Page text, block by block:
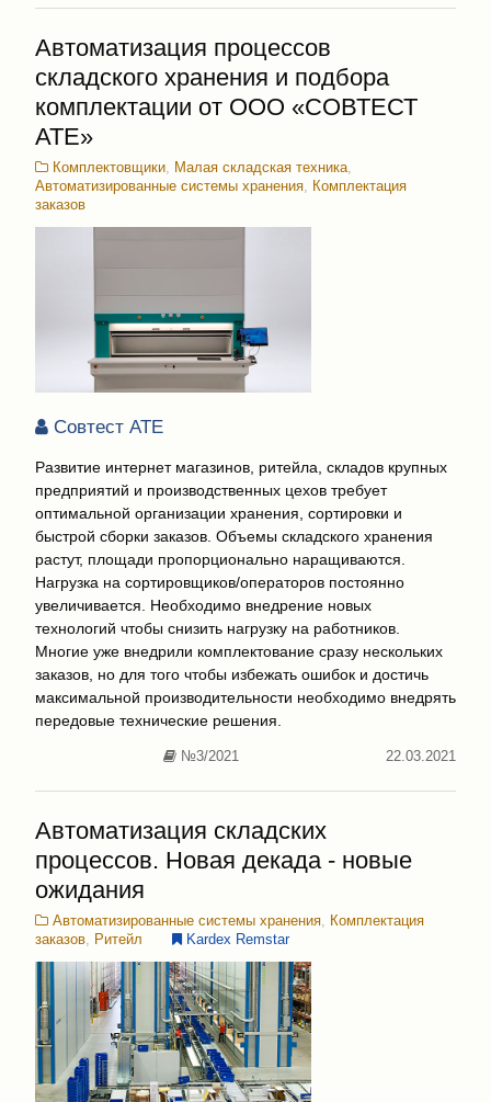
деятельности компании –
производственных
процессов в различных
отраслях
промышленности.
Автоматизация процессов
складского хранения и подбора
комплектации от ООО «СОВТЕСТ
АТЕ»
Комплектовщики, Малая складская техника,
Автоматизированные системы хранения, Комплектация
заказов
Совтест АТЕ
Развитие интернет магазинов, ритейла, складов крупных
предприятий и производственных цехов требует
оптимальной организации хранения, сортировки и
быстрой сборки заказов. Объемы складского хранения
растут, площади пропорционально наращиваются.
Нагрузка на сортировщиков/операторов постоянно
увеличивается. Необходимо внедрение новых
технологий чтобы снизить нагрузку на работников.
Многие уже внедрили комплектование сразу нескольких
заказов, но для того чтобы избежать ошибок и достичь
максимальной производительности необходимо внедрять
передовые технические решения.
№3/2021 22.03.2021
Автоматизация складских
процессов. Новая декада - новые
ожидания
Автоматизированные системы хранения, Комплектация
заказов, Ритейл Kardex Remstar